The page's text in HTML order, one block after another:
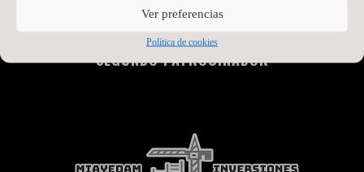
Ver preferencias
Política de cookies
SEGUNDO PATROCINADOR